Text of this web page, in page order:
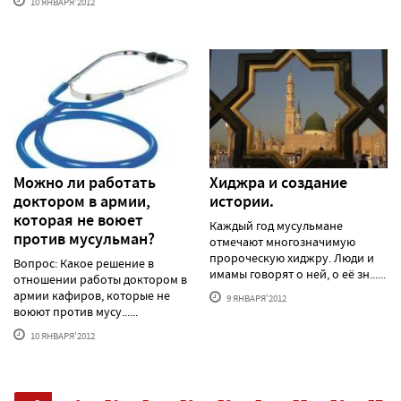
Можно ли работать
доктором в армии,
которая не воюет
против мусульман?
Вопрос: Какое решение в
отношении работы доктором в
армии кафиров, которые не
воюют против мусу......
10 ЯНВАРЯ'2012
Хиджра и создание
истории.
Каждый год мусульмане
отмечают многозначимую
пророческую хиджру. Люди и
имамы говорят о ней, о её зн......
9 ЯНВАРЯ'2012